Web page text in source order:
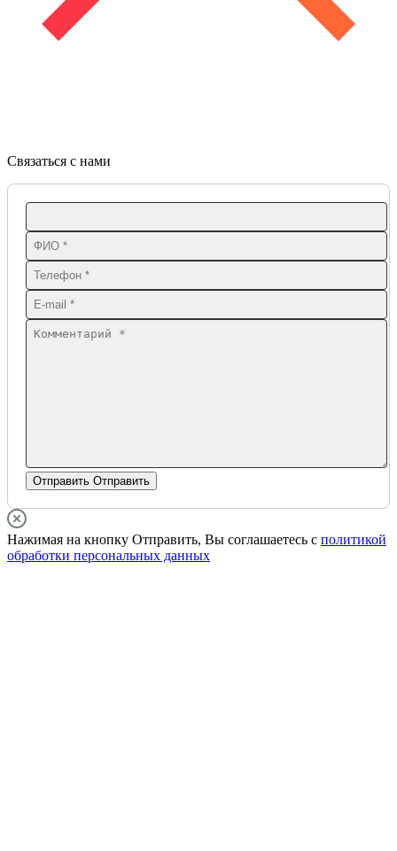
Связаться с нами
Отправить Отправить
Нажимая на кнопку Отправить, Вы соглашаетесь с политикой
обработки персональных данных